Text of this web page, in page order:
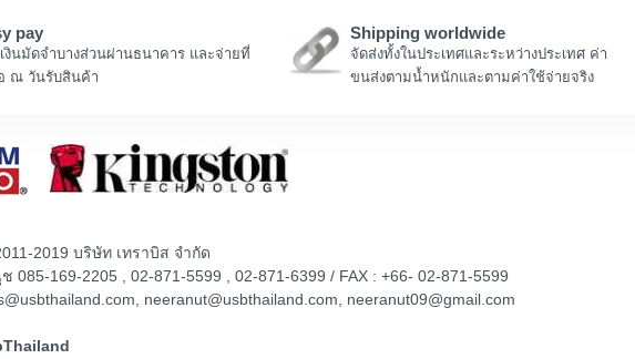
pay
งินมัดจำบางส่วนผ่านธนาคาร และจ่ายที่
ณ วันรับสินค้า
Shipping worldwide
จัดส่งทั้งในประเทศและระหว่างประเทศ ค่า
ขนส่งตามน้ำหนักและตามค่าใช้จ่ายจริง
2019 บริษัท เทราบิส จำกัด
085-169-2205 , 02-871-5599 , 02-871-6399 / FAX : +66- 02-871-5599
neeranut@usbthailand.com, neeranut09@gmail.com